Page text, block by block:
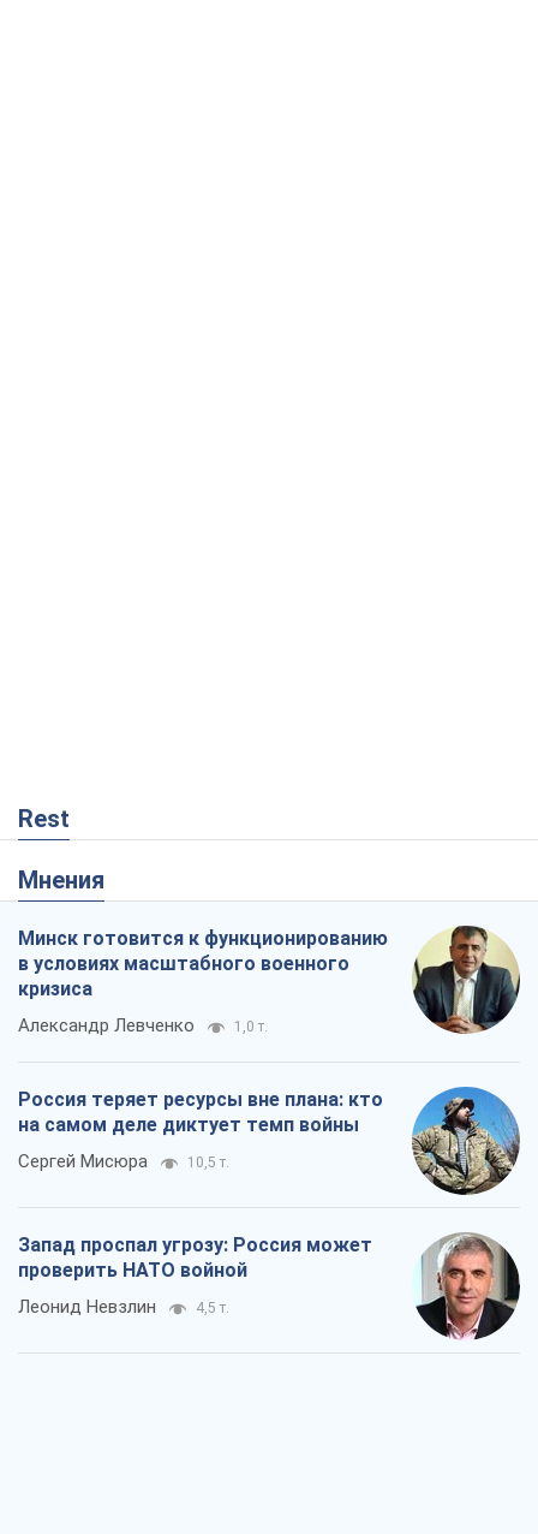
Rest
Мнения
Минск готовится к функционированию
в условиях масштабного военного
кризиса
Александр Левченко 1,0 т.
Россия теряет ресурсы вне плана: кто
на самом деле диктует темп войны
Сергей Мисюра 10,5 т.
Запад проспал угрозу: Россия может
проверить НАТО войной
Леонид Невзлин 4,5 т.